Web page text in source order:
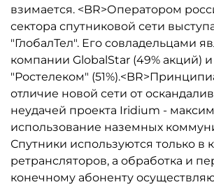
взимается. <BR>Оператором
сектора спутниковой сети
"ГлобалТел". Его совладельцами
компании GlobalStar (49% акций)
"Ростелеком"
отличие новой сети от
неудачей проекта Iridium -
использование наземных
Спутники используются только в
ретрансляторов, а обработка и
конечному абоненту